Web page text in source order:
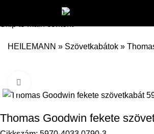
Skip to navigation
HEILEMANN » Szövetkabátok »
Thomas Goodwin fekete